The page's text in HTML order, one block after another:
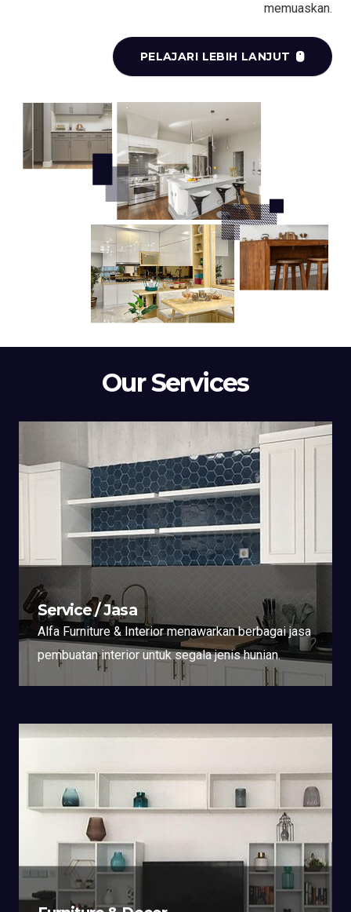
memuaskan.
PELAJARI LEBIH LANJUT
Our Services
Service / Jasa
Alfa Furniture & Interior menawarkan berbagai jasa
pembuatan interior untuk segala jenis hunian.